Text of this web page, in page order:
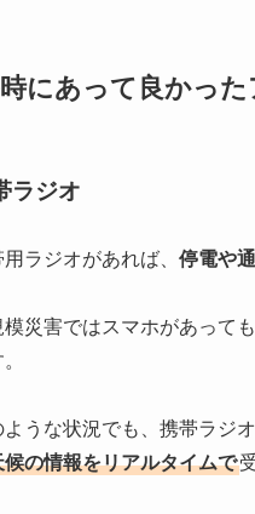
にあって良かっ
ラジオ
ラジオがあれば、 停電や
模災害ではスマホがあっても
ような状況でも、携帯ラジ
候の情報をリアルタイムで